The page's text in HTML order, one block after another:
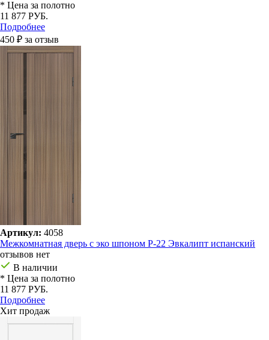
* Цена за полотно
11 877 РУБ.
Подробнее
450 ₽ за отзыв
Артикул: 4058
Межкомнатная дверь с эко шпоном P-22 Эвкалипт испанский
отзывов нет
В наличии
* Цена за полотно
11 877 РУБ.
Подробнее
Хит продаж